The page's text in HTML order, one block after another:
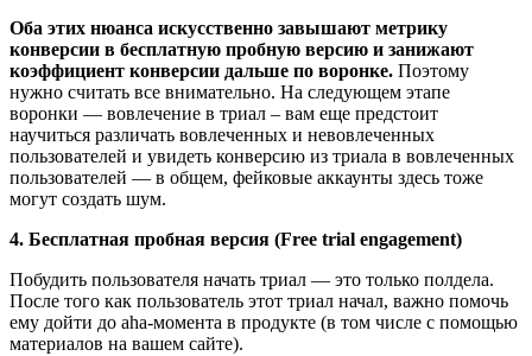
Оба этих нюанса искусственно завышают метрику
конверсии в бесплатную пробную версию и занижают
коэффициент конверсии дальше по воронке. Поэтому
нужно считать все внимательно. На следующем этапе
воронки — вовлечение в триал – вам еще предстоит
научиться различать вовлеченных и невовлеченных
пользователей и увидеть конверсию из триала в вовлеченных
пользователей — в общем, фейковые аккаунты здесь тоже
могут создать шум.
4. Бесплатная пробная версия (Free trial engagement)
Побудить пользователя начать триал — это только полдела.
После того как пользователь этот триал начал, важно помочь
ему дойти до aha-момента в продукте (в том числе с помощью
материалов на вашем сайте).